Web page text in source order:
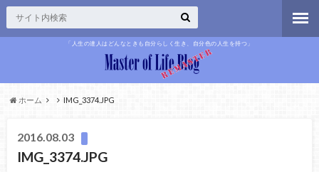
「人生の達人はどんなときも自分らしく生き、自分色の人生を持つ」
ホーム IMG_3374.JPG
2016.08.03
IMG_3374.JPG